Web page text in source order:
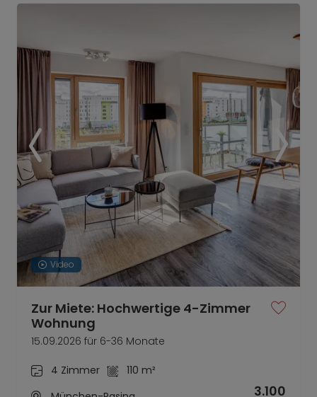
Video
Zur Miete: Hochwertige 4-Zimmer
Wohnung
15.09.2026 für 6-36 Monate
4 Zimmer
110 m²
3.100